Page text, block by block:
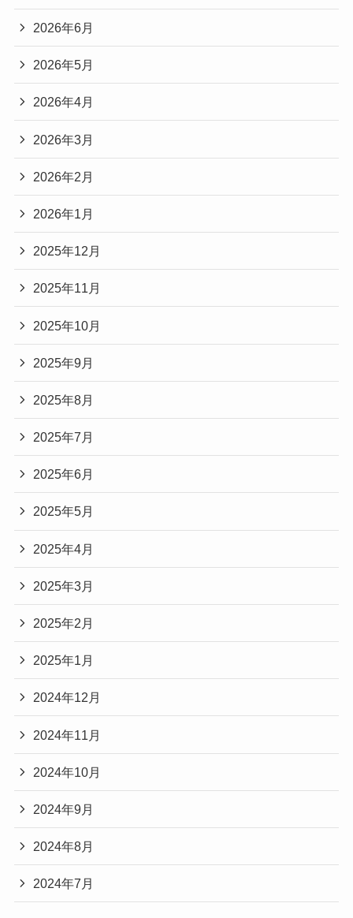
2026年6月
2026年5月
2026年4月
2026年3月
2026年2月
2026年1月
2025年12月
2025年11月
2025年10月
2025年9月
2025年8月
2025年7月
2025年6月
2025年5月
2025年4月
2025年3月
2025年2月
2025年1月
2024年12月
2024年11月
2024年10月
2024年9月
2024年8月
2024年7月